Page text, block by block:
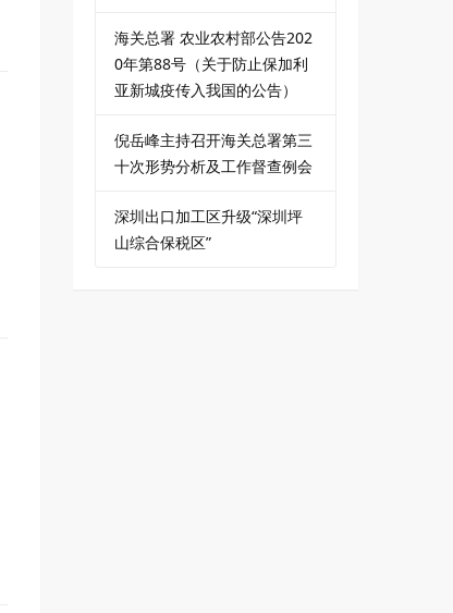
海关总署 农业农村部公告202
0年第88号（关于防止保加利
亚新城疫传入我国的公告）
倪岳峰主持召开海关总署第三
十次形势分析及工作督查例会
深圳出口加工区升级“深圳坪
山综合保税区”